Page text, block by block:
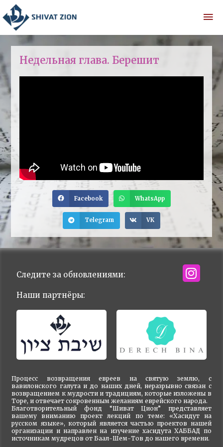
Недельная глава. Берешит
Facebook WhatsApp
Telegram VK
Процесс возвращения евреев на святую землю, с
вавилонского галута и до наших дней, неразрывно связан с
возвращением к мудрости и традициям, которые изложены в
Торе, и отвечает сокровенным желаниям еврейского народа.
Благотворительный фонд “Шиват Цион” представляет
вашему вниманию проект лекций по теме: «Хасидут на
русском языке», который является частью проектов нашей
организации и направлен на изучение хасидута ХАББАД по
источникам мудрецов от Баал-Шем-Тов до нашего времени.
Следите за обновлениями:
Наши партнёры: